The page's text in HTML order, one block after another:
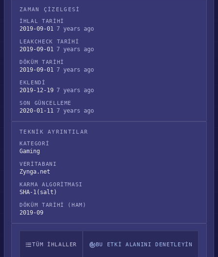
ZAMAN ÇIZELGESI
İHLAL TARIHI
2019-09-01 7 years ago
LEAKCHECK TARIHI
2019-09-01 7 years ago
DÖKÜM TARIHI
2019-09-01 7 years ago
EKLENDI
2019-12-19 7 years ago
SON GÜNCELLEME
2020-01-11 7 years ago
TEKNIK AYRINTILAR
KATEGORI
Gaming
VERITABANI
Zynga.net
KARMA ALGORITMASI
SHA-1(salt)
DÖKÜM TARIHI (HAM)
2019-09
TÜM IHLALLER BU ETKI ALANINI DENETLEYIN